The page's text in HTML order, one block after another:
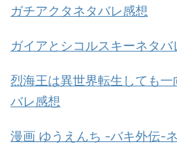
ガチアクタネタバレ感想
ガイアとシコルスキーネタバ
烈海王は異世界転生しても一
バレ感想
漫画 ゆうえんち -バキ外伝-